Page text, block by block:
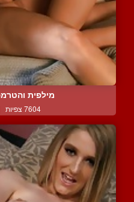
מילפית
7604 צפיות